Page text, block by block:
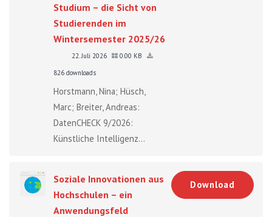
Studium – die Sicht von
Studierenden im
Wintersemester 2025/26
22. Juli 2026
0.00 KB
826 downloads
Horstmann, Nina; Hüsch,
Marc; Breiter, Andreas:
DatenCHECK 9/2026:
Künstliche Intelligenz...
Soziale Innovationen aus
Hochschulen – ein
Anwendungsfeld
Download